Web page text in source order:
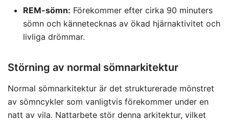
REM-sömn: Förekommer efter cirka 90 minuters
sömn och kännetecknas av ökad hjärnaktivitet och
livliga drömmar.
Störning av normal sömnarkitektur
Normal sömnarkitektur är det strukturerade mönstret
av sömncykler som vanligtvis förekommer under en
natt av vila. Nattarbete stör denna arkitektur, vilket